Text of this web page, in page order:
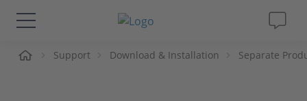
Solutions & Produits
Support Download & Installation Separate